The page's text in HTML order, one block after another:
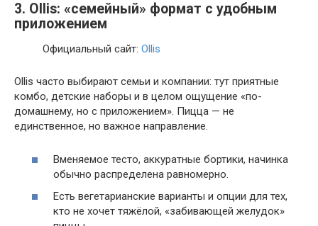
3. Ollis: «семейный» формат с удобным
приложением
Официальный сайт: Ollis
Ollis часто выбирают семьи и компании: тут приятные
комбо, детские наборы и в целом ощущение «по-
домашнему, но с приложением». Пицца — не
единственное, но важное направление.
Вменяемое тесто, аккуратные бортики, начинка
обычно распределена равномерно.
Есть вегетарианские варианты и опции для тех,
кто не хочет тяжёлой, «забивающей желудок»